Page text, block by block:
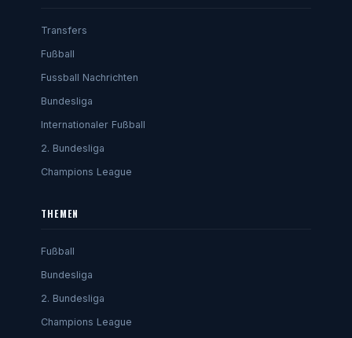
Transfers
Fußball
Fussball Nachrichten
Bundesliga
Internationaler Fußball
2. Bundesliga
Champions League
THEMEN
Fußball
Bundesliga
2. Bundesliga
Champions League